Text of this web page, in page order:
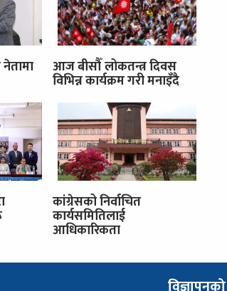
आज बीसौँ लोकतन्त्र दिवस
विभिन्न कार्यक्रम गरी मनाइँदै
कांग्रेसको निर्वाचित
कार्यसमितिलाई
आधिकारिकता